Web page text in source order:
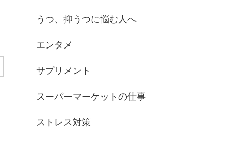
うつ、抑うつに悩む人へ
エンタメ
サプリメント
スーパーマーケットの仕事
ストレス対策